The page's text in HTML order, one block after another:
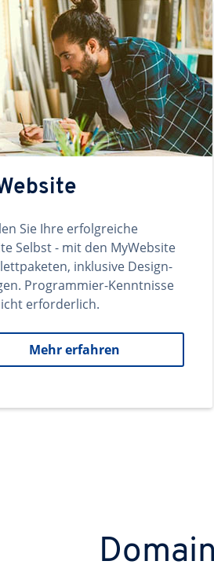
Sie Ihre erfolgreiche
Selbst - mit den MyWebsite
inklusive Design-
Programmier-Kenntnisse
erforderlich.
Mehr erfahren